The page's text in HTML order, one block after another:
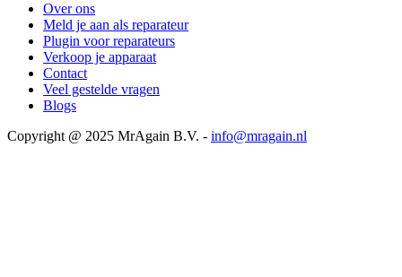
Over ons
Meld je aan als reparateur
Plugin voor reparateurs
Verkoop je apparaat
Contact
Veel gestelde vragen
Blogs
Copyright @ 2025 MrAgain B.V. - info@mragain.nl